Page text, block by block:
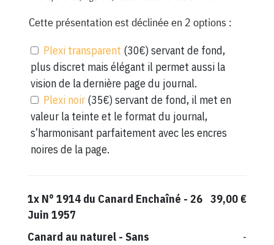
Cette présentation est déclinée en 2 options :
Plexi transparent (30€) servant de fond,
plus discret mais élégant il permet aussi la
vision de la dernière page du journal.
Plexi noir (35€) servant de fond, il met en
valeur la teinte et le format du journal,
s’harmonisant parfaitement avec les encres
noires de la page.
1x N° 1914 du Canard Enchaîné - 26
Juin 1957
39,00 €
Canard au naturel- Sans
-